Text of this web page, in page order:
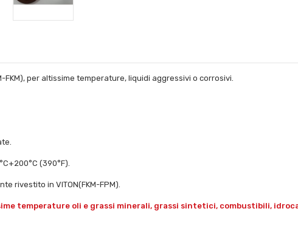
FKM), per altissime temperature, liquidi aggressivi o corrosivi.
(390°F).
rivestito in VITON(FKM-FPM).
temperature oli e grassi minerali, grassi sintetici, combustibili,